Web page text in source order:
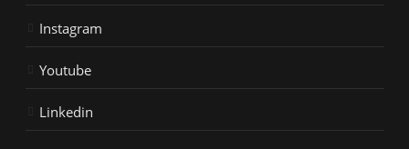
Instagram
Youtube
Linkedin